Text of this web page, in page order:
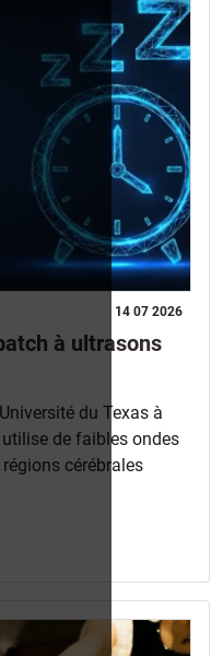
14 07 2026
à ultrasons
du Texas à
de faibles ondes
cérébrales